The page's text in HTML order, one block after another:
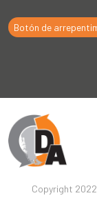
Botón de
Copyright